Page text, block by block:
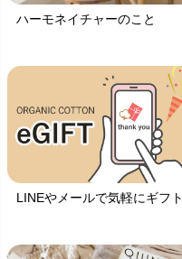
ハーモネイチャーのこと
LINEやメールで気軽にギフト